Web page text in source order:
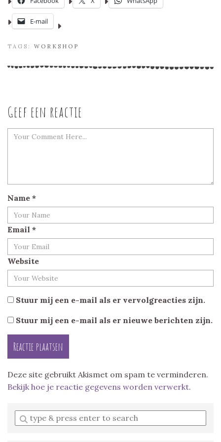
E-mail
TAGS: WORKSHOP
Geef een reactie
Name *
Email *
Website
Stuur mij een e-mail als er vervolgreacties zijn.
Stuur mij een e-mail als er nieuwe berichten zijn.
Deze site gebruikt Akismet om spam te verminderen.
Bekijk hoe je reactie gegevens worden verwerkt.
Enter
a